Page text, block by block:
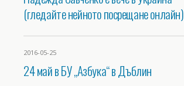
(гледайте нейното посрещане онлайн)
2016-05-25
24 май в БУ „Азбука“ в Дъблин